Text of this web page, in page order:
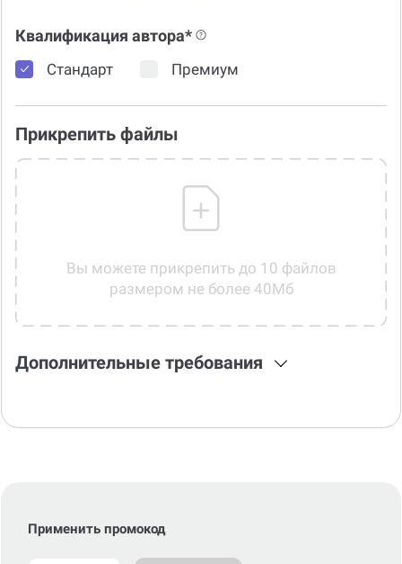
Квалификация автора*
Стандарт Премиум
Прикрепить файлы
Вы можете прикрепить до 10 файлов
размером не более 40Мб
Дополнительные требования
Применить промокод